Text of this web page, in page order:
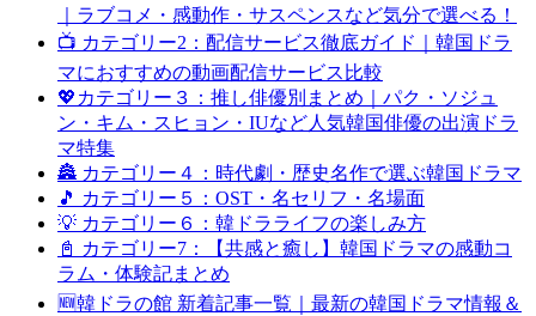
｜ラブコメ・感動作・サスペンスなど気分で選べる！
📺 カテゴリー2：配信サービス徹底ガイド｜韓国ドラ
マにおすすめの動画配信サービス比較
💖カテゴリー３：推し俳優別まとめ｜パク・ソジュ
ン・キム・スヒョン・IUなど人気韓国俳優の出演ドラ
マ特集
🏯 カテゴリー４：時代劇・歴史名作で選ぶ韓国ドラマ
🎵 カテゴリー５：OST・名セリフ・名場面
💡 カテゴリー６：韓ドラライフの楽しみ方
📓 カテゴリー7：【共感と癒し】韓国ドラマの感動コ
ラム・体験記まとめ
🆕韓ドラの館 新着記事一覧｜最新の韓国ドラマ情報＆